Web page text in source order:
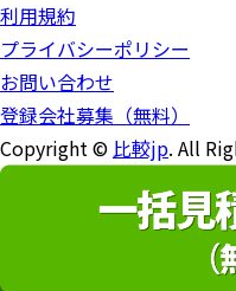
利用規約
プライバシーポリシー
お問い合わせ
登録会社募集（無料）
Copyright ©比較jp. All